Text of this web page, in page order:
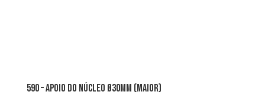
590 – apoio do núcleo Ø30mm (maior)